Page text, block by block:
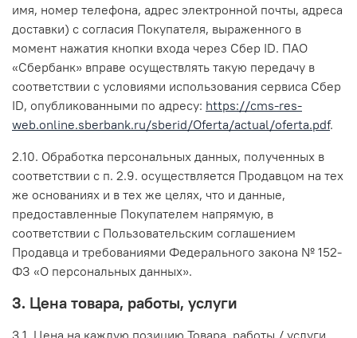
имя, номер телефона, адрес электронной почты, адреса
доставки) с согласия Покупателя, выраженного в
момент нажатия кнопки входа через Сбер ID. ПАО
«Сбербанк» вправе осуществлять такую передачу в
соответствии с условиями использования сервиса Сбер
ID, опубликованными по адресу: https://cms-res-
web.online.sberbank.ru/sberid/Oferta/actual/oferta.pdf.
2.10. Обработка персональных данных, полученных в
соответствии с п. 2.9. осуществляется Продавцом на тех
же основаниях и в тех же целях, что и данные,
предоставленные Покупателем напрямую, в
соответствии с Пользовательским соглашением
Продавца и требованиями Федерального закона № 152-
ФЗ «О персональных данных».
3. Цена товара, работы, услуги
3.1. Цена на каждую позицию Товара, работы / услуги